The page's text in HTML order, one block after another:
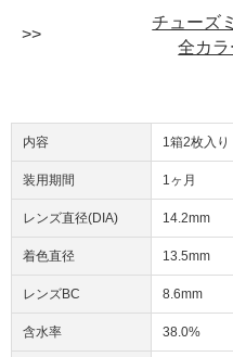
チューズ
全カ
内容 1箱2枚入り
装用期間 1ヶ月
レンズ直径(DIA) 14.2mm
着色直径 13.5mm
レンズBC 8.6mm
含水率 38.0%